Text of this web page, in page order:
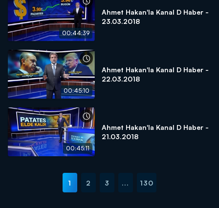
00:44:39
Ahmet Hakan'la Kanal D Haber -
23.03.2018
00:45:10
Ahmet Hakan'la Kanal D Haber -
22.03.2018
00:45:11
Ahmet Hakan'la Kanal D Haber -
21.03.2018
1 2 3 ... 130